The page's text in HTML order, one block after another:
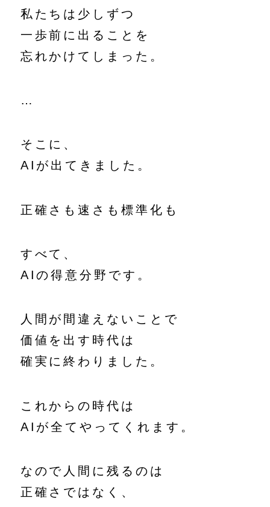
私たちは少しずつ
一歩前に出ることを
忘れかけてしまった。
…
そこに、
AIが出てきました。
正確さも速さも標準化も
すべて、
AIの得意分野です。
人間が間違えないことで
価値を出す時代は
確実に終わりました。
これからの時代は
AIが全てやってくれます。
なので人間に残るのは
正確さではなく、